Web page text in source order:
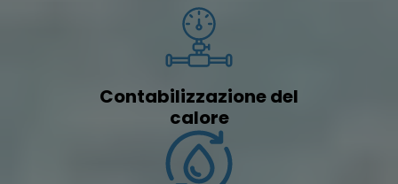
Contabilizzazione del
calore